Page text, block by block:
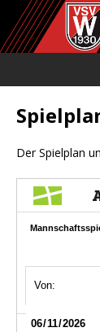
Der Spielplan